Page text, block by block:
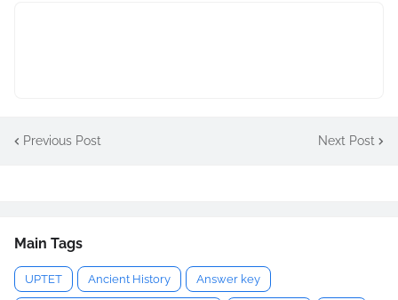
Previous Post Next Post
Main Tags
UPTET Ancient History Answer key